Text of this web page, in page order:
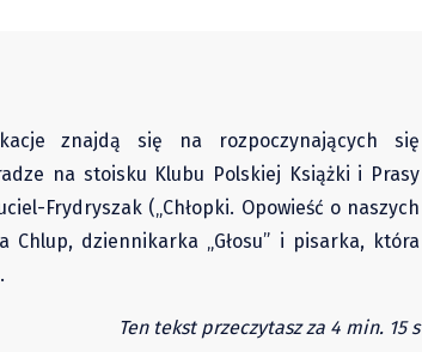
znajdą się na rozpoczynających się
na stoisku Klubu Polskiej Książki i Prasy
Frydryszak („Chłopki. Opowieść o naszych
Chlup, dziennikarka „Głosu” i pisarka, która
Ten tekst przeczytasz za 4 min. 15 s